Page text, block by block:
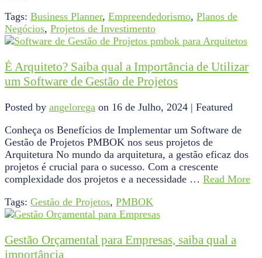
Tags: Business Planner, Empreendedorismo, Planos de
Negócios, Projetos de Investimento
É Arquiteto? Saiba qual a Importância de Utilizar
um Software de Gestão de Projetos
Posted by angelorega on 16 de Julho, 2024 | Featured
Conheça os Benefícios de Implementar um Software de
Gestão de Projetos PMBOK nos seus projetos de
Arquitetura No mundo da arquitetura, a gestão eficaz dos
projetos é crucial para o sucesso. Com a crescente
complexidade dos projetos e a necessidade … Read More
Tags: Gestão de Projetos, PMBOK
Gestão Orçamental para Empresas, saiba qual a
importância